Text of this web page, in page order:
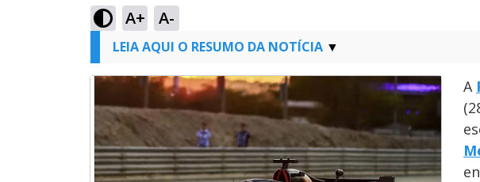
A+ A-
LEIA AQUI O RESUMO DA NOTÍCIA
A